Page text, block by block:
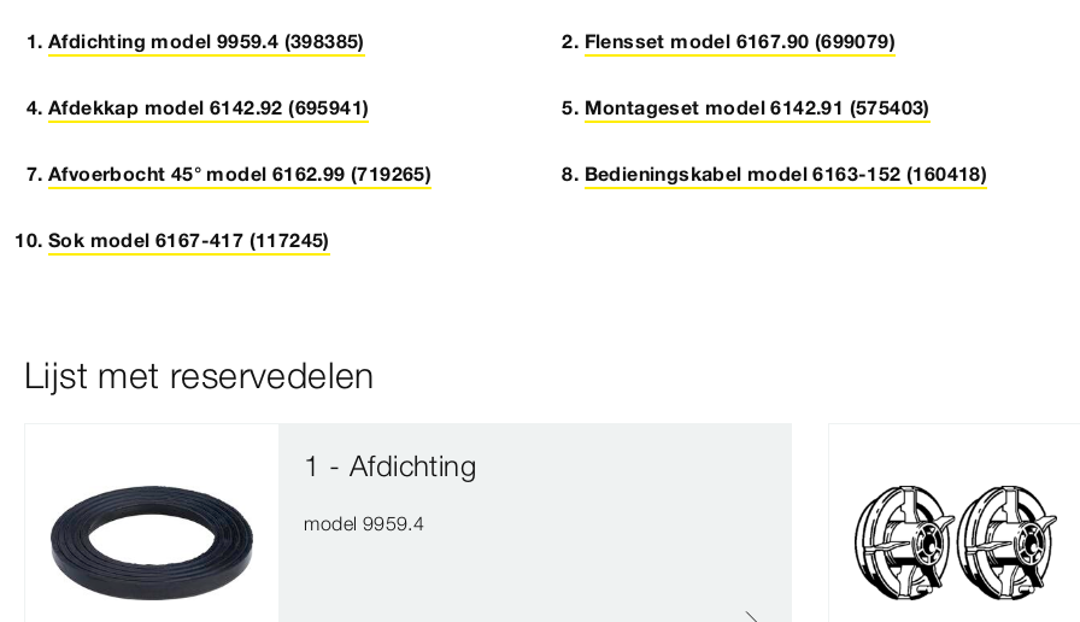
Afdichting model 9959.4 (398385) Flensset model 6167.90 (699079)
Afdekkap model 6142.92 (695941) Montageset model 6142.91 (575403)
Afvoerbocht 45° model 6162.99 (719265) Bedieningskabel model 6163-152 (160418)
Sok model 6167-417 (117245)
Lijst met reservedelen
1 - Afdichting
model 9959.4